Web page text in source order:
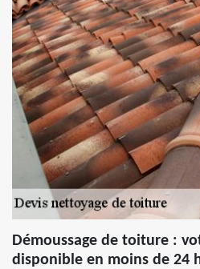
Démoussage de toiture :
disponible en moins de 24